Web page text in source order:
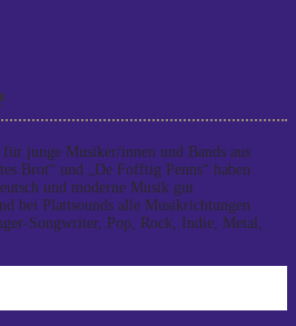
junge Musiker/innen und Bands aus
Brot“ und „De Fofftig Penns“ haben
und moderne Musik gut
bei Plattsounds alle Musikrichtungen
Songwriter, Pop, Rock, Indie, Metal,